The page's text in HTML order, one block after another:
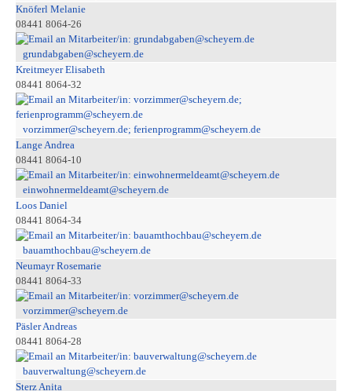
Knöferl Melanie
08441 8064-26
grundabgaben@scheyern.de
Kreitmeyer Elisabeth
08441 8064-32
vorzimmer@scheyern.de; ferienprogramm@scheyern.de
Lange Andrea
08441 8064-10
einwohnermeldeamt@scheyern.de
Loos Daniel
08441 8064-34
bauamthochbau@scheyern.de
Neumayr Rosemarie
08441 8064-33
vorzimmer@scheyern.de
Päsler Andreas
08441 8064-28
bauverwaltung@scheyern.de
Sterz Anita